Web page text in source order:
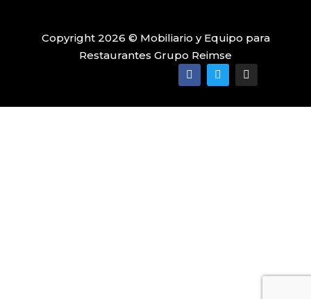
Copyright 2026 © Mobiliario y Equipo para
Restaurantes Grupo Reimse